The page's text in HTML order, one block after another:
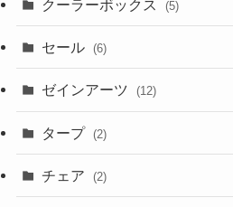
クーラーボックス (5)
セール (6)
ゼインアーツ (12)
タープ (2)
チェア (2)